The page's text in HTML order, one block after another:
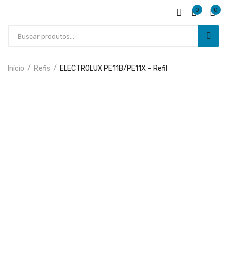
0 0
Início Refis ELECTROLUX PE11B/PE11X – Refil